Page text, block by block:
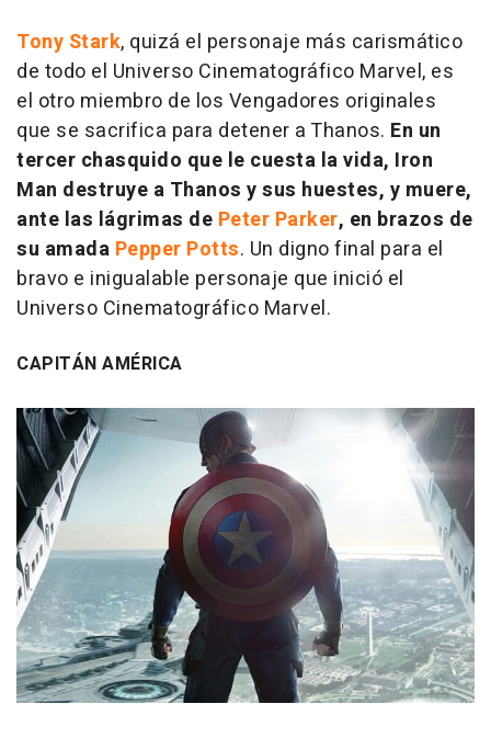
Tony Stark, quizá el personaje más carismático
de todo el Universo Cinematográfico Marvel, es
el otro miembro de los Vengadores originales
que se sacrifica para detener a Thanos. En un
tercer chasquido que le cuesta la vida, Iron
Man destruye a Thanos y sus huestes, y muere,
ante las lágrimas de Peter Parker, en brazos de
su amada Pepper Potts. Un digno final para el
bravo e inigualable personaje que inició el
Universo Cinematográfico Marvel.
CAPITÁN AMÉRICA